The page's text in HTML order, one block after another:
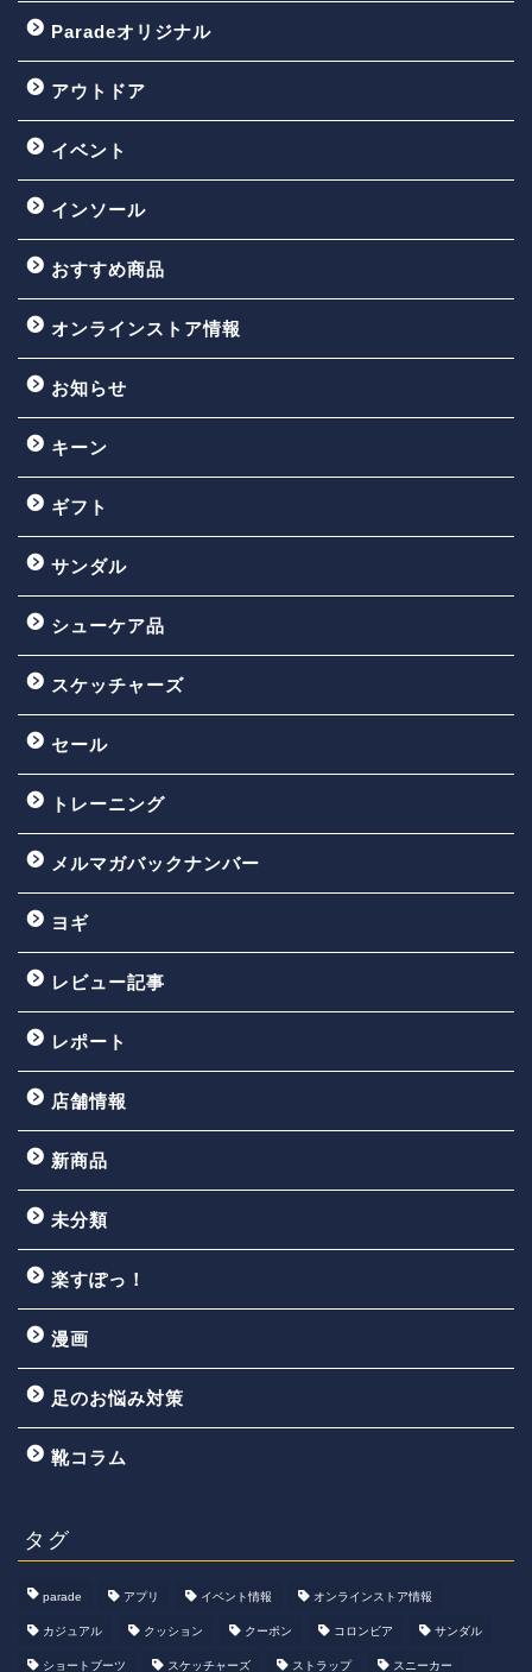
Paradeオリジナル
アウトドア
イベント
インソール
おすすめ商品
オンラインストア情報
お知らせ
キーン
ギフト
サンダル
シューケア品
スケッチャーズ
セール
トレーニング
メルマガバックナンバー
ヨギ
レビュー記事
レポート
店舗情報
新商品
未分類
楽すぽっ！
漫画
足のお悩み対策
靴コラム
タグ
parade アプリ イベント情報 オンラインストア情報
カジュアル クッション クーポン コロンビア サンダル
ショートブーツ スケッチャーズ ストラップ スニーカー